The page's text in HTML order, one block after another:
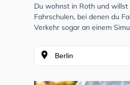
Du wohnst in Roth und willst
Fahrschulen, bei denen du
Verkehr sogar an einem